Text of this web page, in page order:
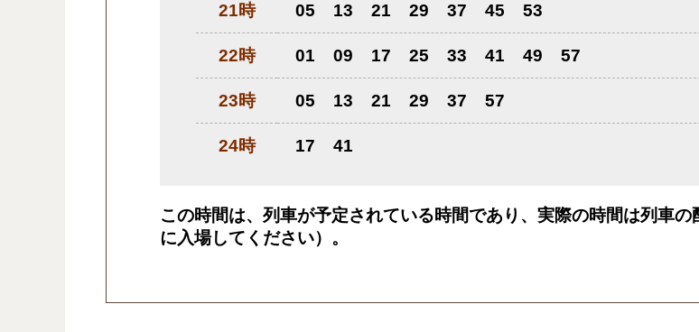
21時 05 13 21 29 37 45 53
22時 01 09 17 25 33 41 49 57
23時 05 13 21 29 37 57
24時 17 41
この時間は、列車が予定されている時間であり、実際の時間は列車
に入場してください）。